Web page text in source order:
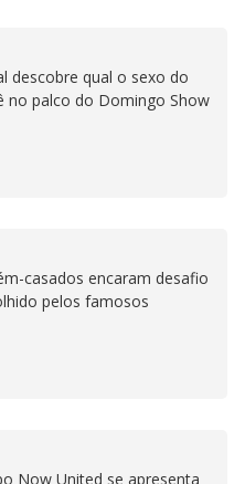
descobre qual o sexo do
no palco do Domingo Show
casados encaram desafio
pelos famosos
Now United se apresenta